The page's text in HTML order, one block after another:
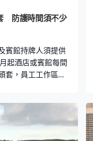
防護時間須不少
賓館持牌人須提供
起酒店或賓館每間
套，員工工作區域
效日期，確保頭套
牌人須在明年6月底